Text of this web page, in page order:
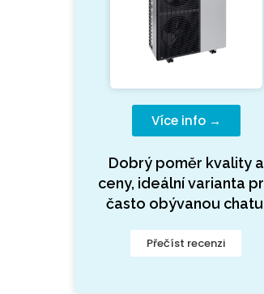
Více info →
Dobrý poměr kvality a
ceny, ideální varianta
často obývanou
Přečíst recenzi